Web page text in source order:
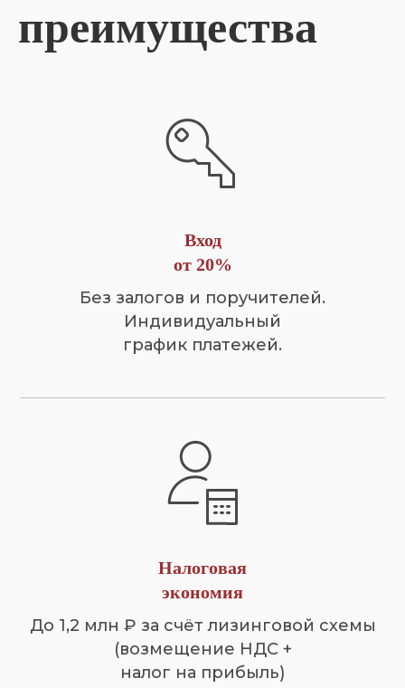
преимущества
Вход
от 20%
Без залогов и поручителей.
Индивидуальный
график платежей.
Налоговая
экономия
До 1,2 млн ₽ за счёт лизинговой схемы
(возмещение НДС +
налог на прибыль)